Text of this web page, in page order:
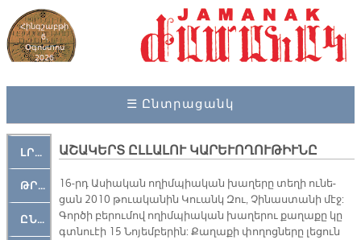
Հինգշաբթի
6,
Օգոստոս
2026
☰ Ընտրացանկ
ԼՐԱՀՈՍ
ԹՐՔԱՀԱՅ ԿԵԱՆՔ
ԸՆԿԵՐԱՄՇԱԿՈՒԹԱՅԻՆ
ԱՇԱԿԵՐՏ ԸԼԼԱԼՈՒ ԿԱՐԵՒՈՂՈՒԹԻՒՆԸ
16-րդ Ա­սիա­կան ո­ղիմ­պիա­կան խա­ղե­րը տե­ղի ու­նե­
ցան 2010 թուա­կա­նին Կուանկ Զու, Չի­նաս­տա­նի մէջ:
Գոր­ծի բե­րու­մով ո­ղիմ­պիա­կան խա­ղե­րու քա­ղա­քը կը
գտնուէի 15 Նո­յեմ­բե­րին: Քա­ղա­քի փո­ղոց­նե­րը լե­ցուն